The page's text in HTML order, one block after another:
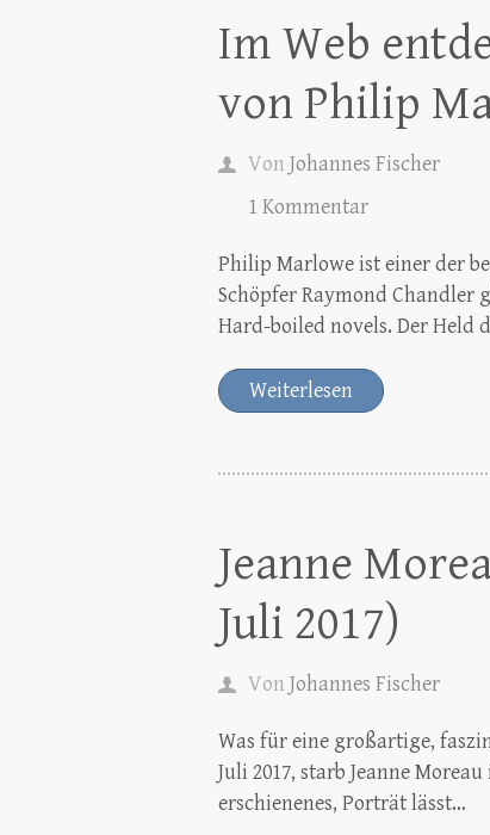
Im Web
von Philip
Von Johannes Fischer
1 Kommentar
Philip Marlowe ist einer der
Schöpfer Raymond Chandler
Hard-boiled novels. Der Held
Weiterlesen
Jeanne
Juli 2017)
Von Johannes Fischer
Was für eine großartige,
Juli 2017, starb Jeanne
erschienenes, Porträt lässt…